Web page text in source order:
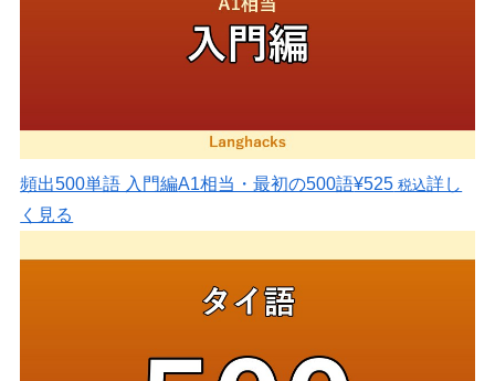
頻出500単語 入門編A1相当・最初の500語¥525 税込詳し
く見る